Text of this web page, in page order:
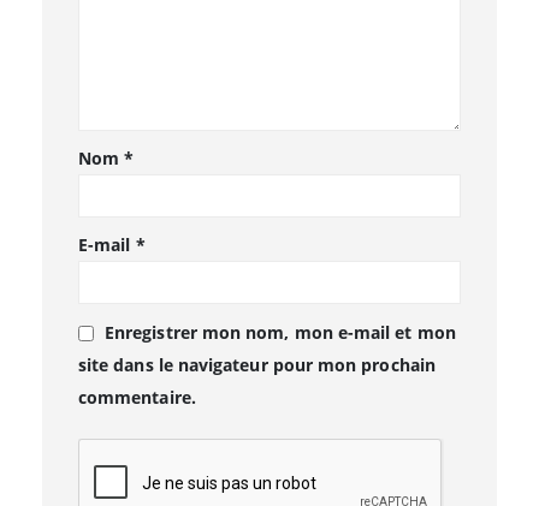
Nom*
E-mail *
Enregistrer mon nom, mon e-mail et mon
site dans le navigateur pour mon prochain
commentaire.